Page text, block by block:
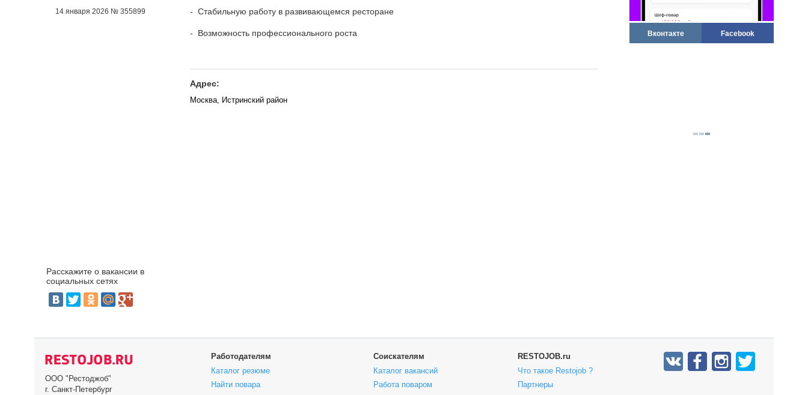
Вконтакте Facebook
14 января 2026 № 355899 - Стабильную работу в развивающемся ресторане
- Возможность профессионального роста
Адрес:
Москва, Истринский район
Расскажите о вакансии в
социальных сетях
ООО "Рестоджоб"
г. Санкт-Петербург
Работодателям
Каталог резюме
Найти повара
Соискателям
Каталог вакансий
Работа поваром
RESTOJOB.ru
Что такое Restojob ?
Партнеры